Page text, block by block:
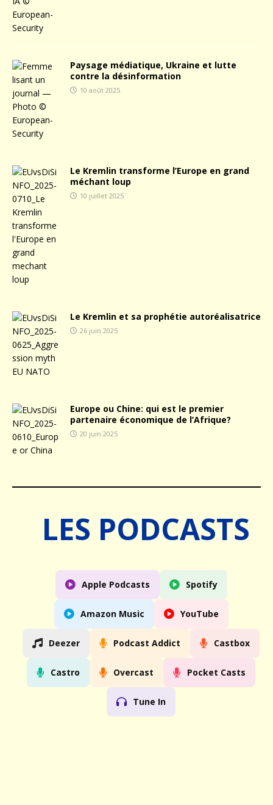
Paysage médiatique, Ukraine et lutte
contre la désinformation
10 août 2025
Le Kremlin transforme l’Europe en grand
méchant loup
10 juillet 2025
Le Kremlin et sa prophétie autoréalisatrice
26 juin 2025
Europe ou Chine: qui est le premier
partenaire économique de l’Afrique?
20 juin 2025
LES PODCASTS
Apple Podcasts Spotify
Amazon Music YouTube
Deezer Podcast Addict Castbox
Castro Overcast Pocket Casts
Tune In